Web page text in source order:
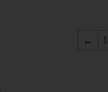
← 1